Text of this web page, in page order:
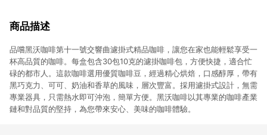
商品描述
品嚐黑沃咖啡第十一號交響曲濾掛式精品咖啡，讓您在家也能輕鬆享受一
杯高品質的咖啡。每盒包含30包10克的濾掛咖啡包，方便快捷，適合忙
碌的都市人。這款咖啡選用優質咖啡豆，經過精心烘焙，口感醇厚，帶有
黑巧克力、可可、奶油和香草的風味，層次豐富。採用濾掛式設計，無需
專業器具，只需熱水即可沖泡，簡單方便。黑沃咖啡以其專業的咖啡產業
鏈和對品質的堅持，為您帶來安心、美味的咖啡體驗。